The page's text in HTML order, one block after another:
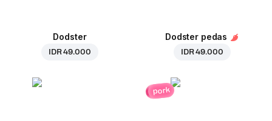
Dodster
IDR 49.000
Dodster pedas
IDR 49.000
pork